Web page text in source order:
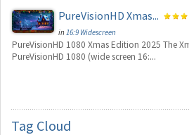
PureVisionHD Xmas...
in 16:9 Widescreen
PureVisionHD 1080 Xmas Edition 2025 The
PureVisionHD 1080 (wide screen 16:...
Tag Cloud